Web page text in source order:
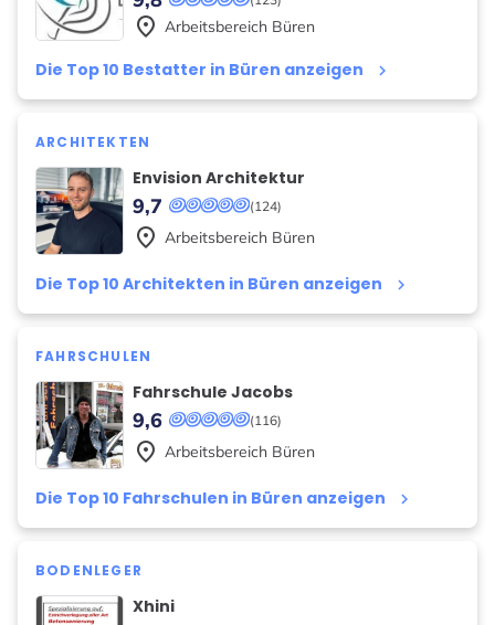
Die Top 10 Bestatter in Büren anzeigen keyboard_arrow_right
place Arbeitsbereich Büren
ARCHITEKTEN
Envision Architektur
(124)
9,7
Die Top 10 Architekten in Büren anzeigen keyboard_arrow_right
place Arbeitsbereich Büren
FAHRSCHULEN
Fahrschule Jacobs
(116)
9,6
Die Top 10 Fahrschulen in Büren anzeigen keyboard_arrow_right
place Arbeitsbereich Büren
BODENLEGER
Xhini